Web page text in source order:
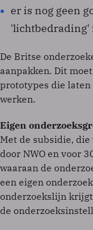
er is nog geen
'lichtbedrading'
De Britse
aanpakken. Dit
prototypes die
werken.
Eigen
Met de subsidie,
door NWO en voor
waaraan de
een eigen
onderzoekslijn
de